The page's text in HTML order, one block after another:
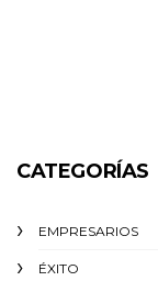
CATEGORÍAS
EMPRESARIOS
ÉXITO‬